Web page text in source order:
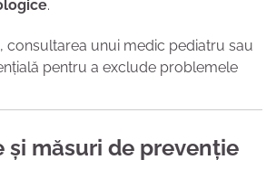
.
consultarea unui medic pediatru sau
pentru a exclude problemele
și măsuri de prevenție